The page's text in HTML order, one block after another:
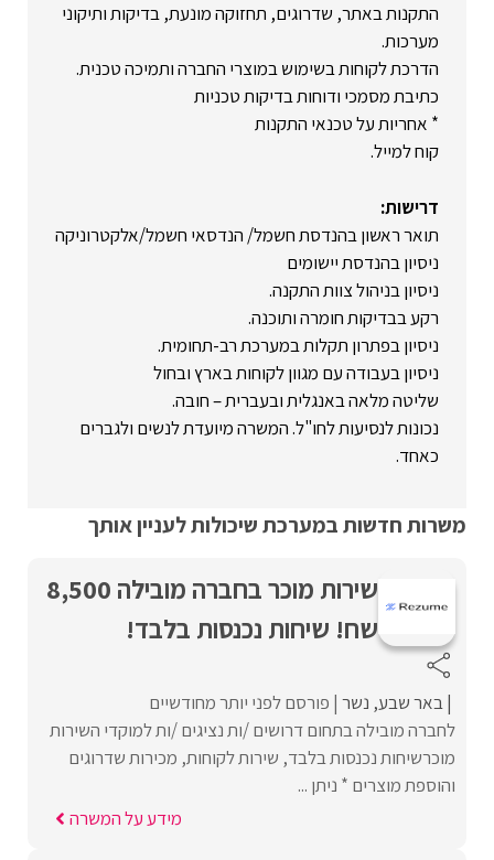
התקנות באתר, שדרוגים, תחזוקה מונעת, בדיקות ותיקוני
מערכות.
הדרכת לקוחות בשימוש במוצרי החברה ותמיכה טכנית.
כתיבת מסמכי ודוחות בדיקות טכניות
* אחריות על טכנאי התקנות
קוח למייל.
דרישות:
תואר ראשון בהנדסת חשמל/ הנדסאי חשמל/אלקטרוניקה
ניסיון בהנדסת יישומים
ניסיון בניהול צוות התקנה.
רקע בבדיקות חומרה ותוכנה.
ניסיון בפתרון תקלות במערכת רב-תחומית.
ניסיון בעבודה עם מגוון לקוחות בארץ ובחול
שליטה מלאה באנגלית ובעברית – חובה.
נכונות לנסיעות לחו"ל. המשרה מיועדת לנשים ולגברים
כאחד.
משרות חדשות במערכת שיכולות לעניין אותך
שירות מוכר בחברה מובילה 8,500
שח! שיחות נכנסות בלבד!
באר שבע נשר פורסם לפני יותר מחודשיים
לחברה מובילה בתחום דרושים /ות נציגים /ות למוקדי השירות
מוכרשיחות נכנסות בלבד, שירות לקוחות, מכירות שדרוגים
והוספת מוצרים * ניתן ...
מידע על המשרה